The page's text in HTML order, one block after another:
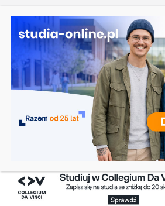
Ostatnie
wpisy:
Prawo w Łomży
Pedagogika
Skierniewicach
Kosmetologia w Opolu
Logistyka – studia
Szczecińskim
Elektroniczne
Krakowie